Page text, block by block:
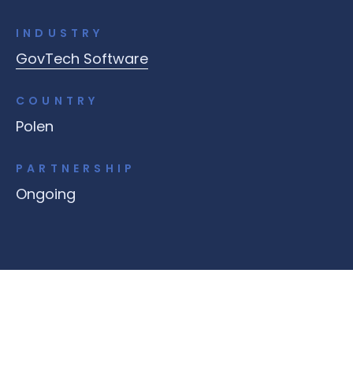
INDUSTRY
GovTech Software
COUNTRY
Polen
PARTNERSHIP
Ongoing